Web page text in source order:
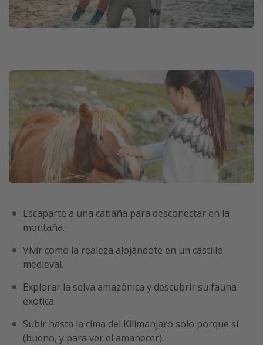
Escaparte a una cabaña para desconectar en la
montaña.
Vivir como la realeza alojándote en un castillo
medieval.
Explorar la selva amazónica y descubrir su fauna
exótica.
Subir hasta la cima del Kilimanjaro solo porque sí
(bueno, y para ver el amanecer).